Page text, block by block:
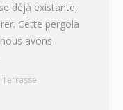
déjà existante,
Cette pergola
avons
Terrasse